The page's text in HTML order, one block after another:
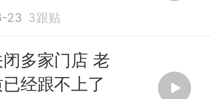
23 3跟贴
多家门店 老
经跟不上了